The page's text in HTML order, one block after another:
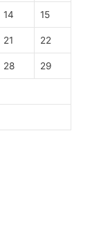
14 15
21 22
28 29